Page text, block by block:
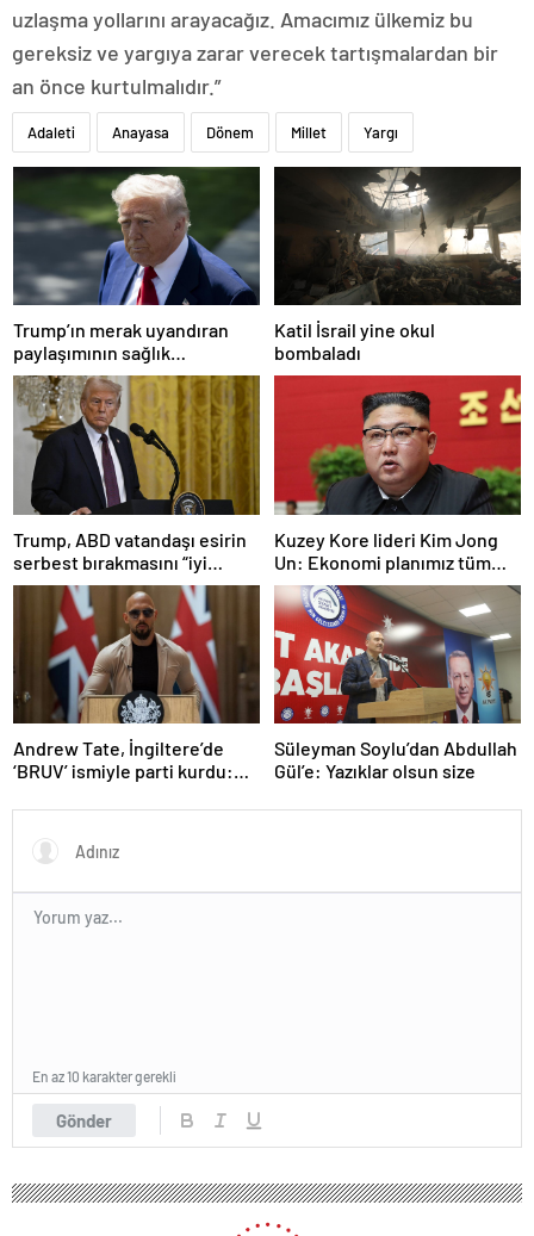
uzlaşma yollarını arayacağız. Amacımız ülkemiz bu
gereksiz ve yargıya zarar verecek tartışmalardan bir
an önce kurtulmalıdır.”
Adaleti Anayasa Dönem Millet Yargı
Trump’ın merak uyandıran
paylaşımının sağlık
sistemiyle ilgili kararname
olduğu anlaşıldı
Katil İsrail yine okul
bombaladı
Trump, ABD vatandaşı esirin
serbest bırakmasını “iyi
niyetle atılmış bir adım”
olarak değerlendirdi
Kuzey Kore lideri Kim Jong
Un: Ekonomi planımız tüm
sektörlerde başarısız oldu
Andrew Tate, İngiltere’de
‘BRUV’ ismiyle parti kurdu:
propagandasını
yasaklayacağız’
Süleyman Soylu’dan Abdullah
Gül’e: Yazıklar olsun size
Gönder
En az 10 karakter gerekli